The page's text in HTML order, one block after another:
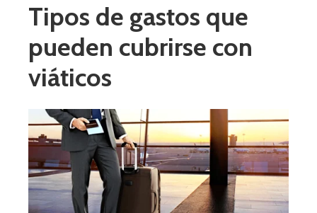
Tipos de gastos que
pueden cubrirse con
viáticos